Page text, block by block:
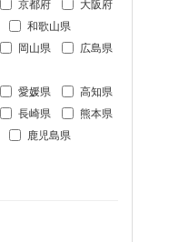
京都府
大阪府
和歌山県
岡山県
広島県
愛媛県 高知県
長崎県
熊本県
鹿児島県